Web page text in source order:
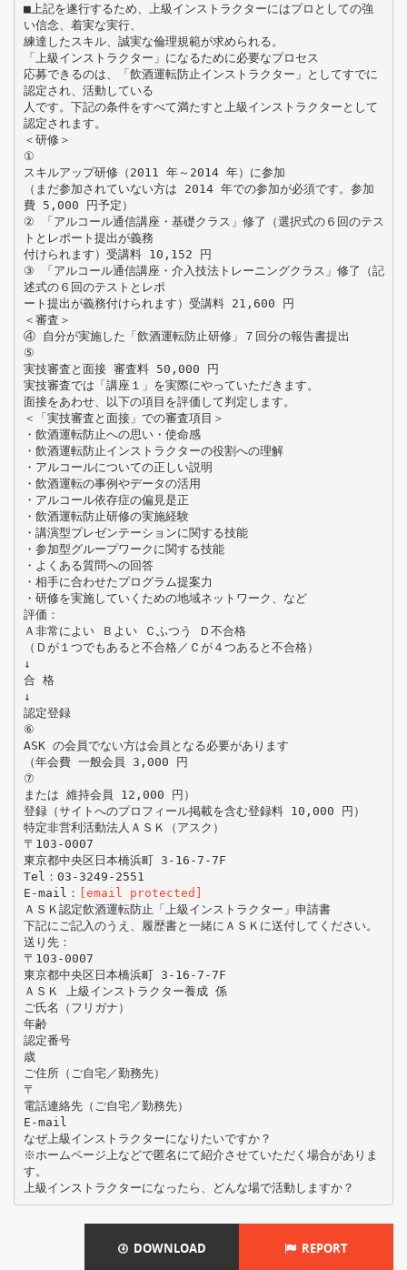
■上記を遂行するため、上級インストラクターにはプロとしての強
い信念、着実な実行、
練達したスキル、誠実な倫理規範が求められる。
「上級インストラクター」になるために必要なプロセス
応募できるのは、「飲酒運転防止インストラクター」としてすでに
認定され、活動している
人です。下記の条件をすべて満たすと上級インストラクターとして
認定されます。
＜研修＞
①
スキルアップ研修（2011 年～2014 年）に参加
（まだ参加されていない方は 2014 年での参加が必須です。参加
費 5,000 円予定）
② 「アルコール通信講座・基礎クラス」修了（選択式の６回のテス
トとレポート提出が義務
付けられます）受講料 10,152 円
③ 「アルコール通信講座・介入技法トレーニングクラス」修了（記
述式の６回のテストとレポ
ート提出が義務付けられます）受講料 21,600 円
＜審査＞
④ 自分が実施した「飲酒運転防止研修」７回分の報告書提出
⑤
実技審査と面接 審査料 50,000 円
実技審査では「講座１」を実際にやっていただきます。
面接をあわせ、以下の項目を評価して判定します。
＜「実技審査と面接」での審査項目＞
・飲酒運転防止への思い・使命感
・飲酒運転防止インストラクターの役割への理解
・アルコールについての正しい説明
・飲酒運転の事例やデータの活用
・アルコール依存症の偏見是正
・飲酒運転防止研修の実施経験
・講演型プレゼンテーションに関する技能
・参加型グループワークに関する技能
・よくある質問への回答
・相手に合わせたプログラム提案力
・研修を実施していくための地域ネットワーク、など
評価：
Ａ非常によい Ｂよい Ｃふつう Ｄ不合格
（Ｄが１つでもあると不合格／Ｃが４つあると不合格）
↓
合 格
↓
認定登録
⑥
ASK の会員でない方は会員となる必要があります
（年会費 一般会員 3,000 円
⑦
または 維持会員 12,000 円）
登録（サイトへのプロフィール掲載を含む登録料 10,000 円）
特定非営利活動法人ＡＳＫ（アスク）
〒103-0007
東京都中央区日本橋浜町 3-16-7-7F
Tel：03-3249-2551
E-mail： [email protected]
ＡＳＫ認定飲酒運転防止「上級インストラクター」申請書
下記にご記入のうえ、履歴書と一緒にＡＳＫに送付してください。
送り先：
〒103-0007
東京都中央区日本橋浜町 3-16-7-7F
ＡＳＫ 上級インストラクター養成 係
ご氏名（フリガナ）
年齢
認定番号
歳
ご住所（ご自宅／勤務先）
〒
電話連絡先（ご自宅／勤務先）
E-mail
なぜ上級インストラクターになりたいですか？
※ホームページ上などで匿名にて紹介させていただく場合がありま
す。
DOWNLOAD REPORT